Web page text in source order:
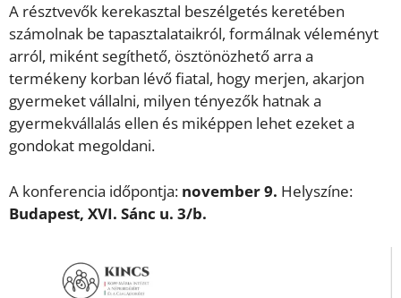
A résztvevők kerekasztal beszélgetés keretében
számolnak be tapasztalataikról, formálnak véleményt
arról, miként segíthető, ösztönözhető arra a
termékeny korban lévő fiatal, hogy merjen, akarjon
gyermeket vállalni, milyen tényezők hatnak a
gyermekvállalás ellen és miképpen lehet ezeket a
gondokat megoldani.
A konferencia időpontja: november 9. Helyszíne:
Budapest, XVI. Sánc u. 3/b.